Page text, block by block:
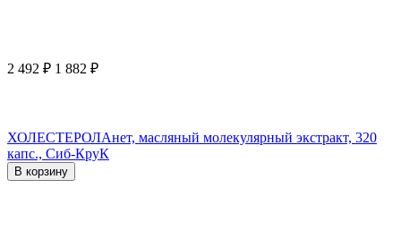
2 492 ₽ 1 882 ₽
ХОЛЕСТЕРОЛАнет, масляный молекулярный экстракт, 320
капс., Сиб-КруК
В корзину